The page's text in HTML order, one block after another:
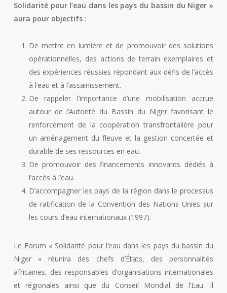
Solidarité pour l’eau dans les pays du bassin du Niger »
aura pour objectifs:
De mettre en lumière et de promouvoir des solutions
opérationnelles, des actions de terrain exemplaires et
des expériences réussies répondant aux défis de l’accès
à l’eau et à l’assainissement.
De rappeler l’importance d’une mobilisation accrue
autour de l’Autorité du Bassin du Niger favorisant le
renforcement de la coopération transfrontalière pour
un aménagement du fleuve et la gestion concertée et
durable de ses ressources en eau.
De promouvoir des financements innovants dédiés à
l’accès à l’eau.
D’accompagner les pays de la région dans le processus
de ratification de la Convention des Nations Unies sur
les cours d’eau internationaux (1997).
Le Forum « Solidarité pour l’eau dans les pays du bassin du
Niger » réunira des chefs d’États, des personnalités
africaines, des responsables d’organisations internationales
et régionales ainsi que du Conseil Mondial de l’Eau. Il